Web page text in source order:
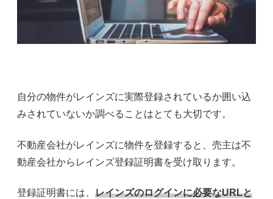
自分の物件がレインズに実際登録されているか囲い込
みされていないか調べることはとても大切です。
不動産会社がレインズに物件を登録すると、売主は不
動産会社からレインズ登録証明書を受け取ります。
登録証明書には、 レインズのログインに必要なURLと